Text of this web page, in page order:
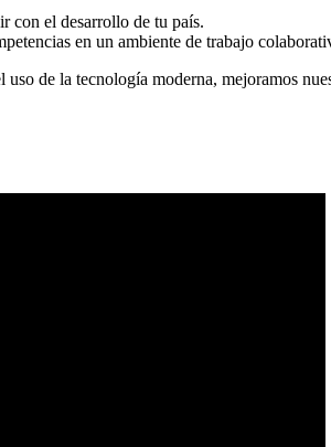
con el desarrollo de tu país.
en un ambiente de trabajo
de la tecnología moderna, mejoramos